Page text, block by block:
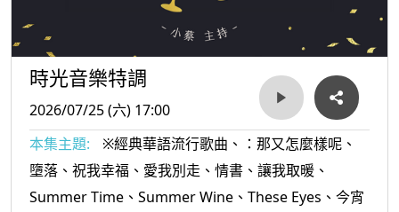
時光音樂特調
2026/07/25 (六) 17:00
本集主題:
※經典華語流行歌曲、：那又怎麼樣呢、
墮落、祝我幸福、愛我別走、情書、讓我取暖、
Summer Time、Summer Wine、These Eyes、今宵